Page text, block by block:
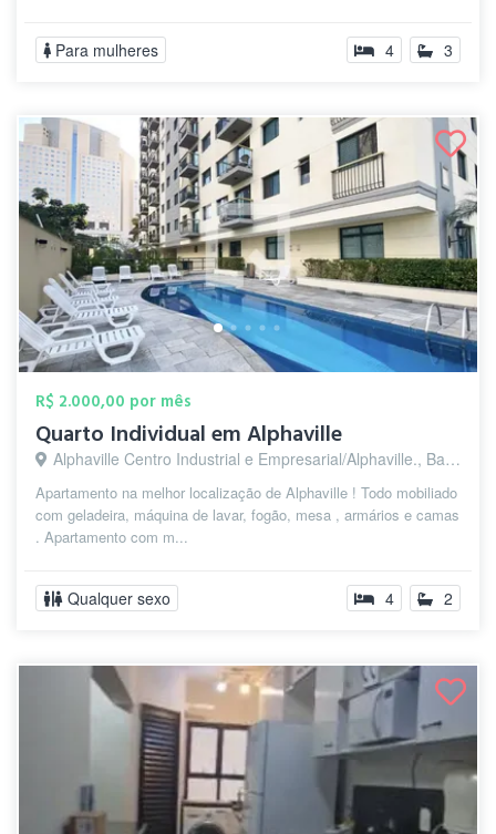
Para mulheres 4 3
R$ 2.000,00 por mês
Quarto Individual em Alphaville
Alphaville Centro Industrial e Empresarial/Alphaville., Barueri - SP
Apartamento na melhor localização de Alphaville ! Todo mobiliado
com geladeira, máquina de lavar, fogão, mesa , armários e camas
. Apartamento com m...
Qualquer sexo 4 2